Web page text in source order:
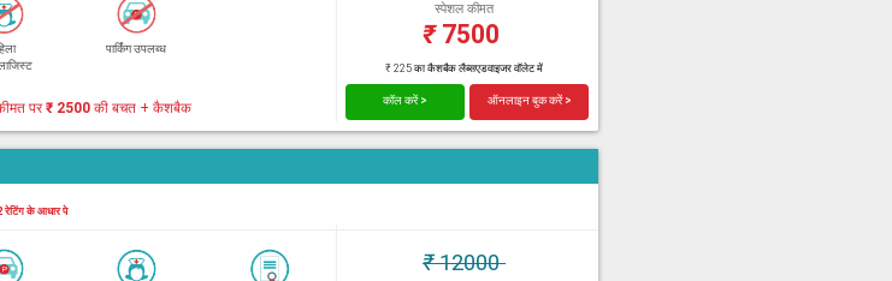
पार्किंग उपलब्ध
स्पेशल कीमत
₹7500
₹ 225 का कैशबैक लैब्सएडवाइजर वॉलेट में
पर₹ 2500की बचत + कैशबैक कॉल करें > ऑनलाइन बुक करें >
रेटिंग के आधार पे
₹12000